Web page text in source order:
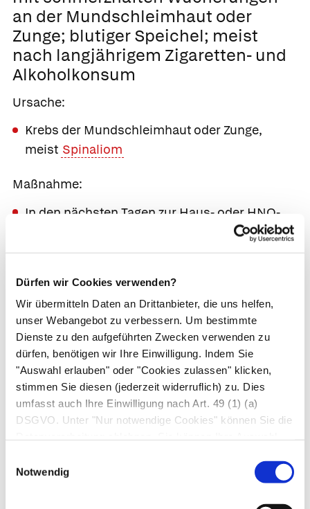
Dürfen wir Cookies verwenden?
Wir übermitteln Daten an Drittanbieter, die uns helfen,
unser Webangebot zu verbessern. Um bestimmte
Dienste zu den aufgeführten Zwecken verwenden zu
dürfen, benötigen wir Ihre Einwilligung. Indem Sie
"Auswahl erlauben" oder "Cookies zulassen" klicken,
stimmen Sie diesen (jederzeit widerruflich) zu. Dies
umfasst auch Ihre Einwilligung nach Art. 49 (1) (a)
DSGVO. Unter "Nur notwendige Cookies" können Sie die
Notwendig
an der Mundschleimhaut oder
Zunge; blutiger Speichel; meist
nach langjährigem Zigaretten- und
Alkoholkonsum
Ursache:
Krebs der Mundschleimhaut oder Zunge,
meist Spinaliom
Maßnahme:
In den nächsten Tagen zur Haus- oder HNO-
Ärzt*in, wenn die Veränderungen nicht
innerhalb von 2 Wochen abheilen
Neu aufgetretenerMundgeruch mit
stark schmerzhaften Bläschen
und/oder Geschwüren in der
Mundhöhle; Fieber; Speichelfluss;
geschwollene Lymphknoten im
Kieferwinkel
Ursachen:
Mundfäule
(Stomatitis aphthosa), v. a. bei